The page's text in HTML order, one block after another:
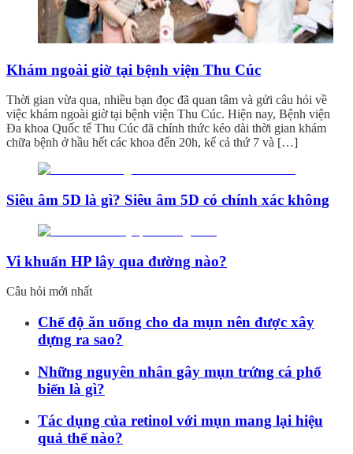
Khám ngoài giờ tại bệnh viện Thu Cúc
Thời gian vừa qua, nhiều bạn đọc đã quan tâm và gửi câu hỏi về
việc khám ngoài giờ tại bệnh viện Thu Cúc. Hiện nay, Bệnh viện
Đa khoa Quốc tế Thu Cúc đã chính thức kéo dài thời gian khám
chữa bệnh ở hầu hết các khoa đến 20h, kể cả thứ 7 và […]
Siêu âm 5D là gì? Siêu âm 5D có chính xác không
Vi khuẩn HP lây qua đường nào?
Câu hỏi mới nhất
Chế độ ăn uống cho da mụn nên được xây
dựng ra sao?
Những nguyên nhân gây mụn trứng cá phổ
biến là gì?
Tác dụng của retinol với mụn mang lại hiệu
quả thế nào?